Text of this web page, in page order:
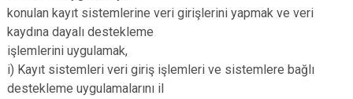
konulan kayıt sistemlerine veri girişlerini yapmak ve veri
kaydına dayalı destekleme
işlemlerini uygulamak,
i) Kayıt sistemleri veri giriş işlemleri ve sistemlere bağlı
destekleme uygulamalarını il